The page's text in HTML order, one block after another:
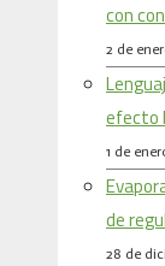
con
2 de
efecto
1 de
de
28 de